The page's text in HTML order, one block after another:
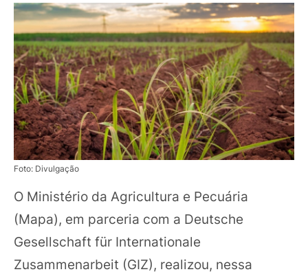
Foto: Divulgação
O Ministério da Agricultura e Pecuária
(Mapa), em parceria com a Deutsche
Gesellschaft für Internationale
Zusammenarbeit (GIZ), realizou, nessa